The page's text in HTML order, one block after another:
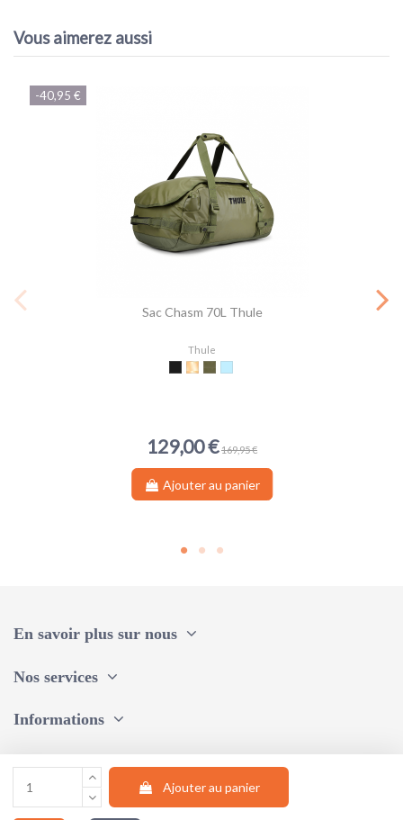
Ajouter au panier
Vous aimerez aussi
-40,95 €
Sac Chasm 70L Thule
Thule
129,00 € 169,95 €
BlackGoldOlivine
Pond
Ajouter au panier
En savoir plus sur nous
Nos services
Informations
Suivez-nous